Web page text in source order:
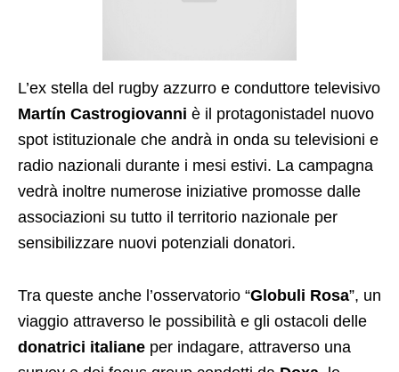
L’ex stella del rugby azzurro e conduttore televisivo
Martín Castrogiovanni è il protagonistadel nuovo
spot istituzionale che andrà in onda su televisioni e
radio nazionali durante i mesi estivi. La campagna
vedrà inoltre numerose iniziative promosse dalle
associazioni su tutto il territorio nazionale per
sensibilizzare nuovi potenziali donatori.
Tra queste anche l’osservatorio “Globuli Rosa”, un
viaggio attraverso le possibilità e gli ostacoli delle
donatrici italiane per indagare, attraverso una